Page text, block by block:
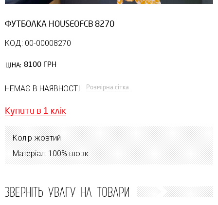
ФУТБОЛКА HOUSEOFCB 8270
КОД: 00-00008270
ЦІНА: 8100 ГРН
НЕМАЄ В НАЯВНОСТІ Розмірна сітка
Купити в 1 клік
Колір жовтий
Матеріал: 100% шовк
ЗВЕРНІТЬ УВАГУ НА ТОВАРИ